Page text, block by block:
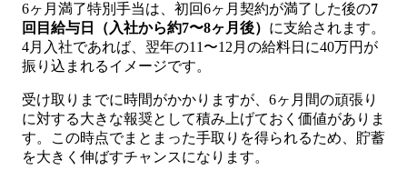
6ヶ月満了特別手当は、初回6ヶ月契約が満了した後の7
回目給与日（入社から約7〜8ヶ月後） に支給されます。
4月入社であれば、翌年の11〜12月の給料日に40万円が
振り込まれるイメージです。
受け取りまでに時間がかかりますが、6ヶ月間の頑張り
に対する大きな報奨として積み上げておく価値がありま
す。この時点でまとまった手取りを得られるため、貯蓄
を大きく伸ばすチャンスになります。